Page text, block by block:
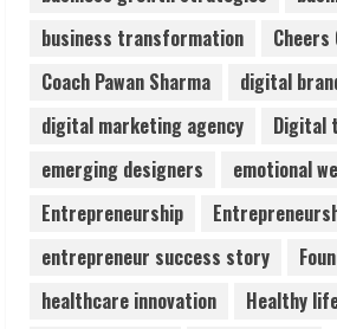
August 10, 2026
3
Dr. Shamin
Awareness
Sudhakaran
Network
business transformation
Cheers
Coach Pawan Sharma
digital
digital marketing agency
Digital
emerging designers
emotional
Entrepreneurship
entrepreneur success story
healthcare innovation
Healthy